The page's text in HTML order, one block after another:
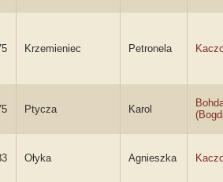
Krzemieniec Petronela
Ptycza Karol
Ołyka Agnieszka